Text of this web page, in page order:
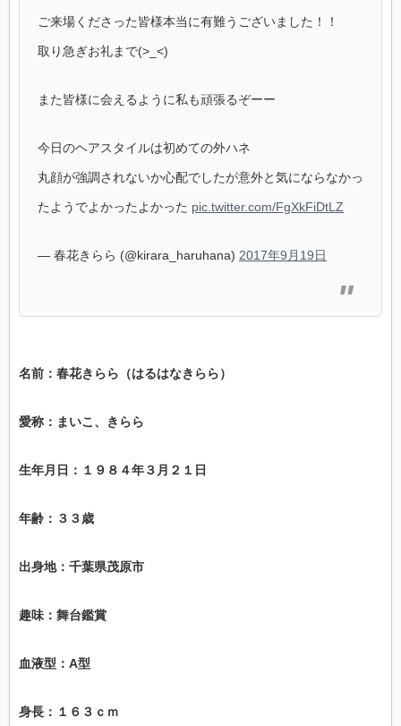
ご来場くださった皆様本当に有難うございました！！
取り急ぎお礼まで(>_<)
また皆様に会えるように私も頑張るぞーー
今日のヘアスタイルは初めての外ハネ
丸顔が強調されないか心配でしたが意外と気にならなかっ
たようでよかったよかった pic.twitter.com/FgXkFiDtLZ
— 春花きらら (@kirara_haruhana) 2017年9月19日
名前：春花きらら（はるはなきらら）
愛称：まいこ、きらら
生年月日：１９８４年３月２１日
年齢：３３歳
出身地：千葉県茂原市
趣味：舞台鑑賞
血液型：A型
身長：１６３ｃｍ